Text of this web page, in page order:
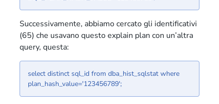
Successivamente, abbiamo cercato gli identificativi
(65) che usavano questo explain plan con un’altra
query, questa:
select distinct sql_id from dba_hist_sqlstat where
plan_hash_value='123456789';